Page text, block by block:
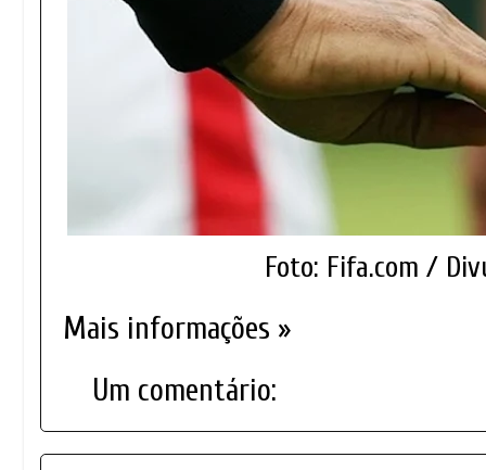
Foto: Fifa.com /
Mais informações »
Um comentário: